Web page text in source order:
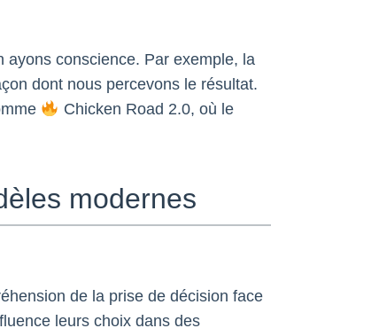
ayons conscience. Par exemple, la
dont nous percevons le résultat.
Chicken Road 2.0, où le
modernes
de la prise de décision face
leurs choix dans des